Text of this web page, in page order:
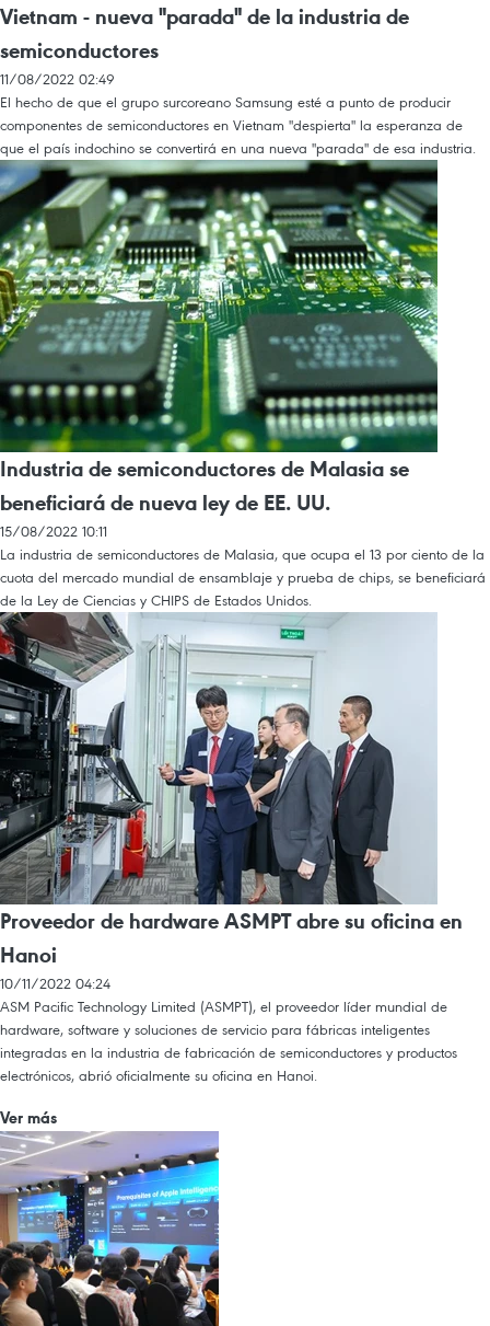
Vietnam - nueva "parada" de la industria de
semiconductores
11/08/2022 02:49
El hecho de que el grupo surcoreano Samsung esté a punto de producir
componentes de semiconductores en Vietnam "despierta" la esperanza de
que el país indochino se convertirá en una nueva "parada" de esa industria.
Industria de semiconductores de Malasia se
beneficiará de nueva ley de EE. UU.
15/08/2022 10:11
La industria de semiconductores de Malasia, que ocupa el 13 por ciento de la
cuota del mercado mundial de ensamblaje y prueba de chips, se beneficiará
de la Ley de Ciencias y CHIPS de Estados Unidos.
Proveedor de hardware ASMPT abre su oficina en
Hanoi
10/11/2022 04:24
ASM Pacific Technology Limited (ASMPT), el proveedor líder mundial de
hardware, software y soluciones de servicio para fábricas inteligentes
integradas en la industria de fabricación de semiconductores y productos
electrónicos, abrió oficialmente su oficina en Hanoi.
Ver más